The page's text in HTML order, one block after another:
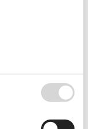
43 m²
2014